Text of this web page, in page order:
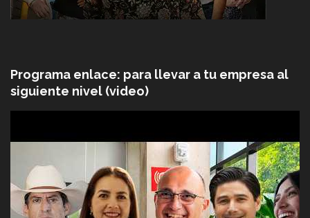
Programa enlace: para llevar a tu empresa al
siguiente nivel (video)